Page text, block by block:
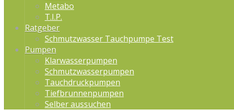
Metabo
T.I.P.
Ratgeber
Schmutzwasser Tauchpumpe Test
Pumpen
Klarwasserpumpen
Schmutzwasserpumpen
Tauchdruckpumpen
Tiefbrunnenpumpen
Selber aussuchen